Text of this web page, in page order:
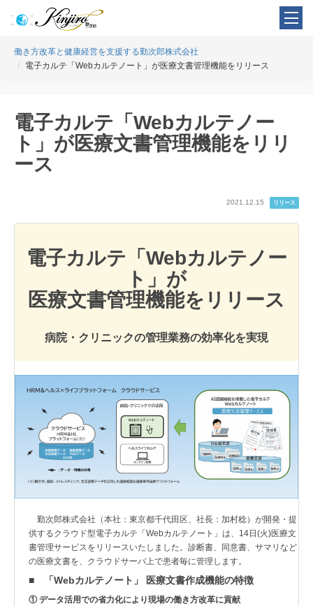
働き方改革と健康経営を支援する勤次郎株式会社
電子カルテ「Webカルテノート」が医療文書管理機能をリリース
電子カルテ「Webカルテノー
ト」が医療文書管理機能をリリ
ース
2021.12.15 リリース
電子カルテ「Webカルテノー
ト」が
医療文書管理機能をリリース
病院・クリニックの管理業務の効率化を実現
勤次郎株式会社（本社：東京都千代田区、社長：加村稔）が開発・提
供するクラウド型電子カルテ「Webカルテノート」は、14日(火)医療文
書管理サービスをリリースいたしました。診断書、同意書、サマリなど
の医療文書を、クラウドサーバ上で患者毎に管理します。
■ 「Webカルテノート」 医療文書作成機能の特徴
① データ活用での省力化により現場の働き方改革に貢献